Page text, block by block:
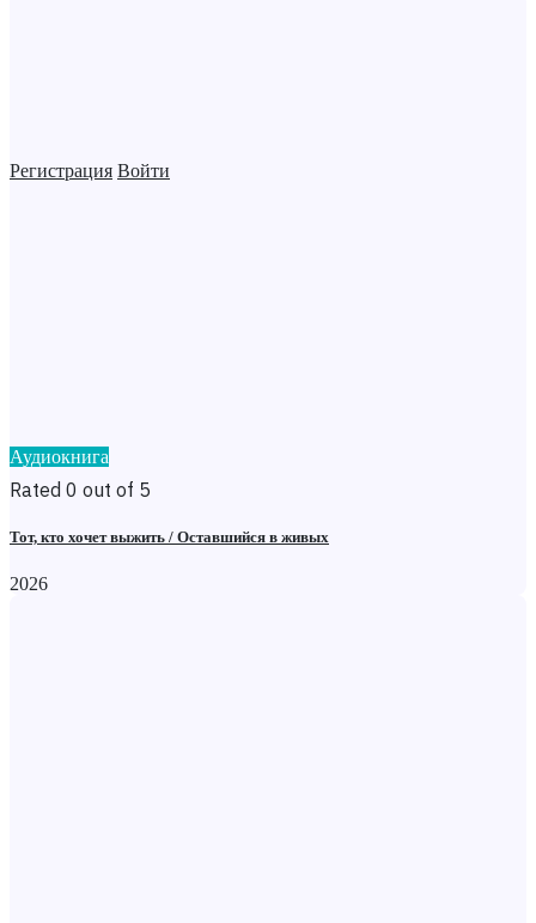
Регистрация Войти
Аудиокнига
Rated 0 out of 5
Тот, кто хочет выжить / Оставшийся в живых
2026